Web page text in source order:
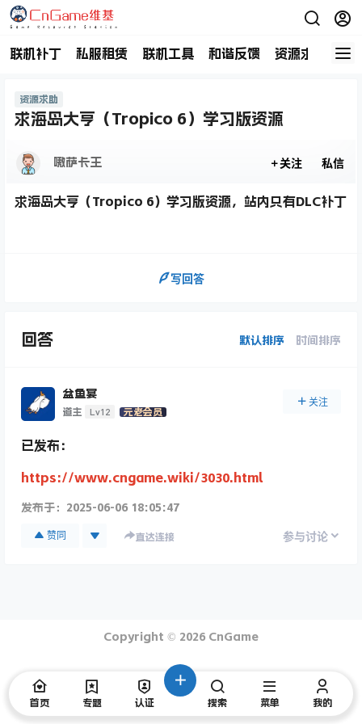
联机补丁 私服租赁 联机工具 和谐反馈 资源求助 商
资源求助
求海岛大亨（Tropico 6）学习版资源
嗷萨卡王 关注 私信
求海岛大亨（Tropico 6）学习版资源，站内只有DLC补丁
写回答
回答 默认排序 时间排序
盆鱼宴
道主 Lv12 元老会员
关注
已发布：
https://www.cngame.wiki/3030.html
发布于： 2025-06-06 18:05:47
赞同 直达连接 参与讨论
Copyright © 2026 CnGame
首页 专题 认证 搜索 菜单 我的